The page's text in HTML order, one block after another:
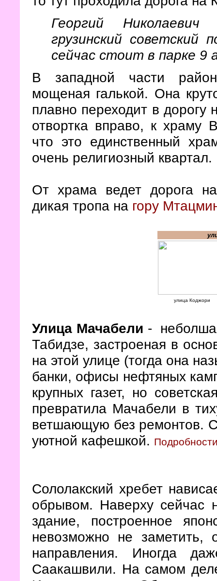
Георгий
грузинский
сейчас стоит в парке 9
В западной части
мощеная галькой. Она
плавно переходит в
отвортка вправо, к храму
что это единственный
очень религиозный квартал.
От храма ведет дорога
дикая тропа на гору
улица Коджори
Улица Мачабели -
Табидзе, застроеная в
на этой улице (тогда она
банки, офисы нефтяных
крупных газет, но
превратила Мачабели в
ветшающую без ремонтов.
уютной кафешкой.
Сололакский хребет
обрывом. Наверху сейчас
здание, построенное
невозможно не заметить,
направления. Иногда
Саакашвили. На самом